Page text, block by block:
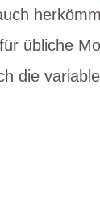
übliche
die